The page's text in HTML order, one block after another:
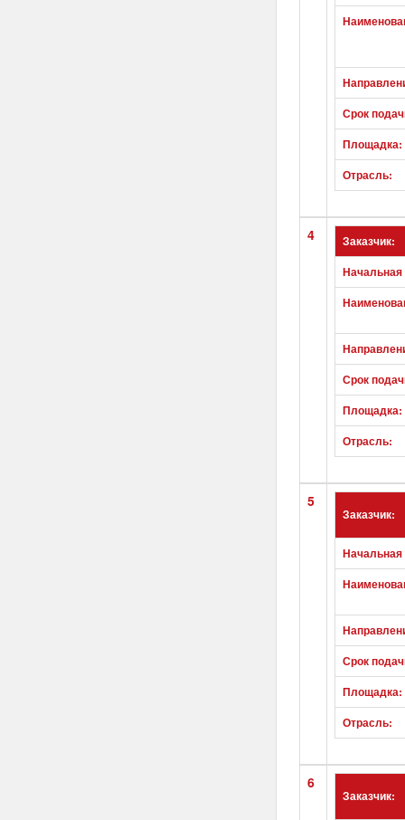
Срок
Площадка:
Отрасль:
4
Заказчик:
Начальная
Срок
Площадка:
Отрасль:
5
Заказчик:
Начальная
Срок
Площадка:
Отрасль:
6
Заказчик: